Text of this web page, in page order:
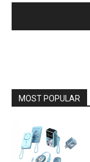
MOST POPULAR